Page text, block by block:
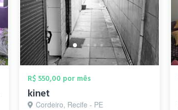
R$ 550,00 por mês
kinet
Cordeiro, Recife - PE